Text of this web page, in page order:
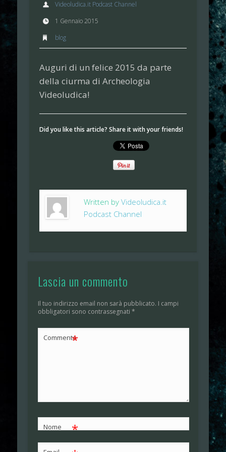
Videoludica.it Podcast Channel
1 Gennaio 2015
blog
Auguri di un felice 2015 da parte
della ciurma diArcheologia
Videoludica!
Did you like this article? Share it with your friends!
Written byVideoludica.it
Podcast Channel
Lascia un commento
Il tuo indirizzo email non sarà pubblicato. I campi
obbligatori sono contrassegnati *
Commento
*
Nome *